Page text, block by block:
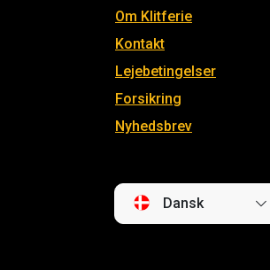
Om Klitferie
Kontakt
Lejebetingelser
Forsikring
Nyhedsbrev
Dansk